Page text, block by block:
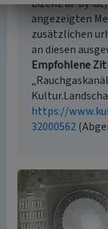
Lizenz dl-by-
angezeigten
zusätzlichen
an diesen
Empfohlene
https://
32000562